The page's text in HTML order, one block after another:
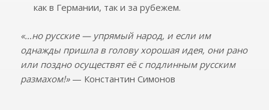
как в Германии, так и за рубежем.
«…но русские — упрямый народ, и если им
однажды пришла в голову хорошая идея, они рано
или поздно осуществят её с подлинным русским
размахом!»— Константин Симонов